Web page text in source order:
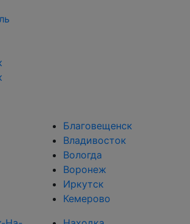
Благовещенск
Владивосток
Вологда
Воронеж
Иркутск
Кемерово